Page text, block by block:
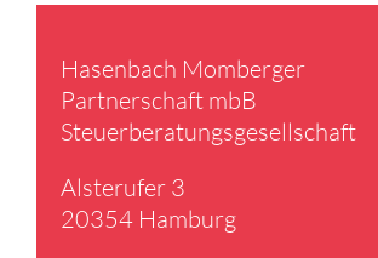
Hasen­bach Momberger
Partner­schaft mbB
Steuer­be­ra­tungs­ge­sell­schaft
Alster­ufer 3
20354 Hamburg